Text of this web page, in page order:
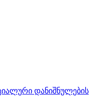
დანიშნულების